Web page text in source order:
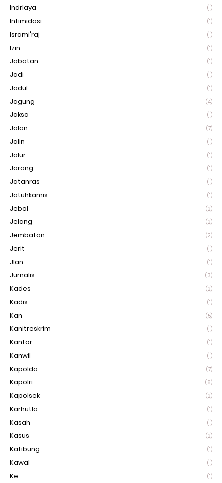
Indrlaya (1)
Intimidasi (1)
Isrami'raj (1)
Izin (1)
Jabatan (1)
Jadi (1)
Jadul (1)
Jagung (4)
Jaksa (1)
Jalan (7)
Jalin (1)
Jalur (1)
Jarang (1)
Jatanras (1)
Jatuhkamis (1)
Jebol (2)
Jelang (2)
Jembatan (2)
Jerit (1)
Jlan (1)
Jurnalis (3)
Kades (2)
Kadis (1)
Kan (5)
Kanitreskrim (1)
Kantor (1)
Kanwil (1)
Kapolda (7)
Kapolri (6)
Kapolsek (2)
Karhutla (1)
Kasah (1)
Kasus (2)
Katibung (1)
Kawal (1)
Ke (1)